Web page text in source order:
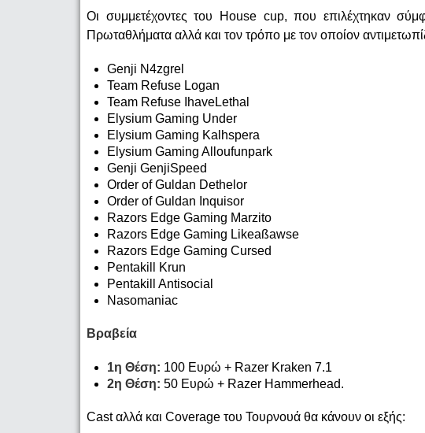
Οι συμμετέχοντες του House cup, που επιλέχτηκαν
Πρωταθλήματα αλλά και τον τρόπο με τον οποίον
Genji N4zgrel
Team Refuse Logan
Team Refuse IhaveLethal
Elysium Gaming Under
Elysium Gaming Kalhspera
Elysium Gaming Alloufunpark
Genji GenjiSpeed
Order of Guldan Dethelor
Order of Guldan Inquisor
Razors Edge Gaming Marzito
Razors Edge Gaming Likeaßawse
Razors Edge Gaming Cursed
Pentakill Krun
Pentakill Antisocial
Nasomaniac
Βραβεία
1η Θέση: 100 Ευρώ + Razer Kraken 7.1
2η Θέση: 50 Ευρώ + Razer Hammerhead.
Cast αλλά και Coverage του Τουρνουά θα κάνουν οι εξής: